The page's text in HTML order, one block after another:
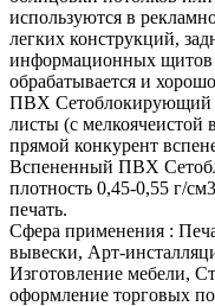
используются в
легких конструкций,
информационных щитов
обрабатывается и
ПВХ Сетоблокирующий
листы (с мелкоячеистой
прямой конкурент
Вспененный ПВХ
плотность 0,45-0,55 г/
печать.
Сфера применения :
вывески, Арт-
Изготовление мебели,
оформление